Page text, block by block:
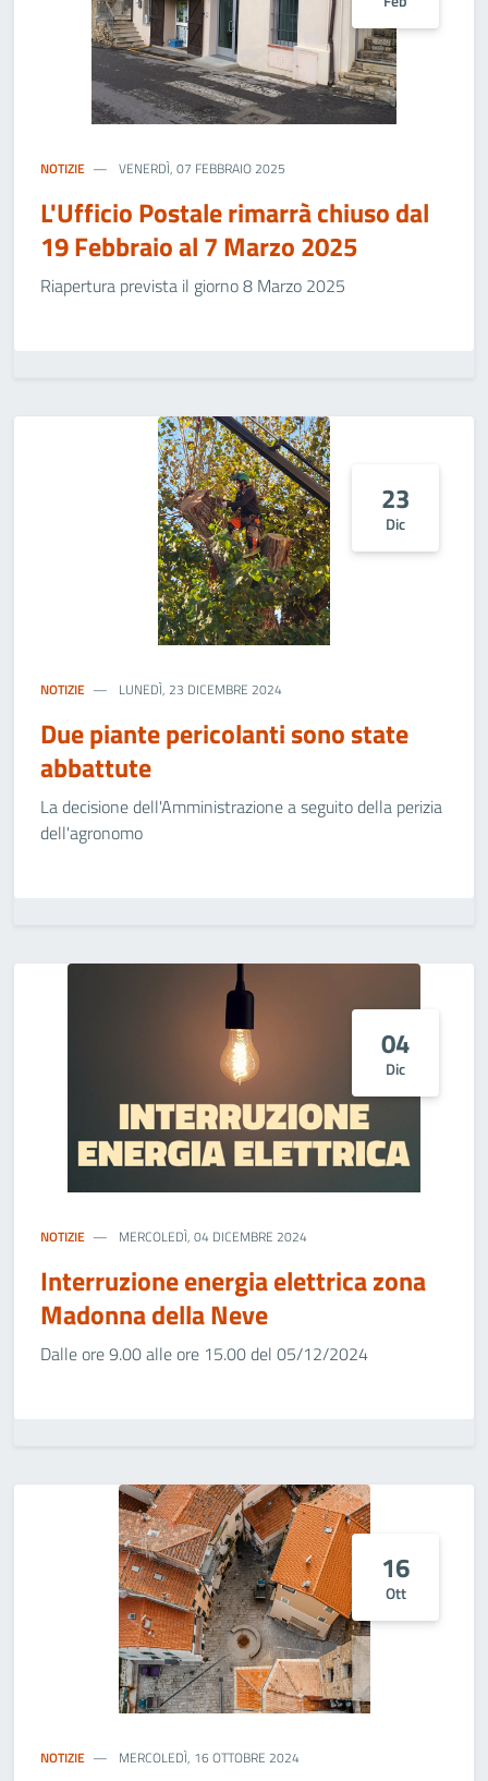
NOTIZIE VENERDÌ, 07 FEBBRAIO 2025
L'Ufficio Postale rimarrà chiuso dal
19 Febbraio al 7 Marzo 2025
Riapertura prevista il giorno 8 Marzo 2025
23
Dic
NOTIZIE LUNEDÌ, 23 DICEMBRE 2024
Due piante pericolanti sono state
abbattute
La decisione dell'Amministrazione a seguito della perizia
dell'agronomo
04
Dic
NOTIZIE MERCOLEDÌ, 04 DICEMBRE 2024
Interruzione energia elettrica zona
Madonna della Neve
Dalle ore 9.00 alle ore 15.00 del 05/12/2024
16
Ott
NOTIZIE MERCOLEDÌ, 16 OTTOBRE 2024